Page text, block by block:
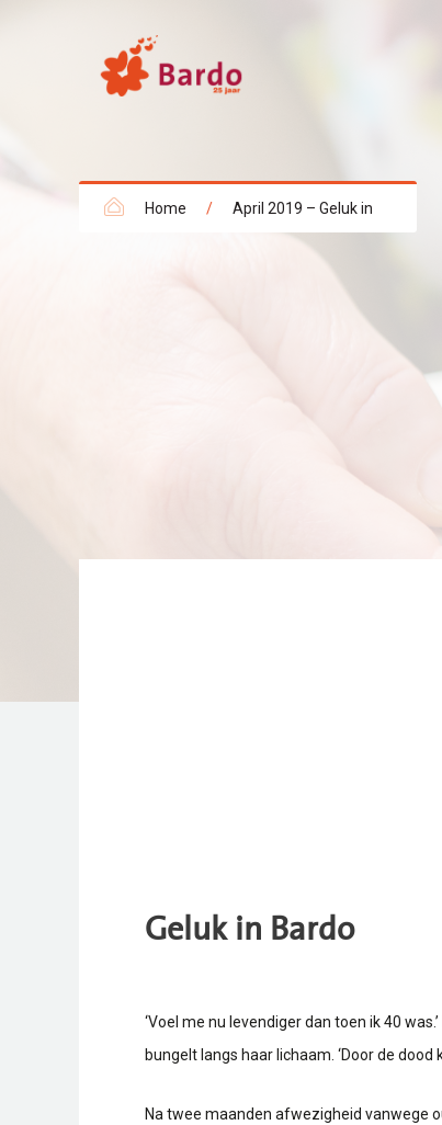
Home / April 2019 – Geluk in
Geluk in Bardo
‘Voel me nu levendiger dan toen ik 40
bungelt langs haar lichaam. ‘Door de
Na twee maanden afwezigheid vanwege